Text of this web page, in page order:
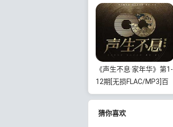
《声生不息·家年华》第1-
12期[无损FLAC/MP3]百
度云网盘下载
猜你喜欢